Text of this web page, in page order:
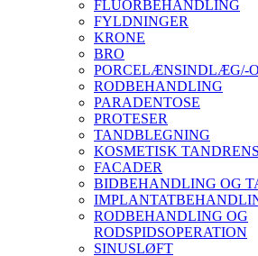
FLUORBEHANDLING
FYLDNINGER
KRONE
BRO
PORCELÆNSINDLÆG/-
RODBEHANDLING
PARADENTOSE
PROTESER
TANDBLEGNING
KOSMETISK
FACADER
BIDBEHANDLING OG
RODBEHANDLING OG
RODSPIDSOPERATION
SINUSLØFT